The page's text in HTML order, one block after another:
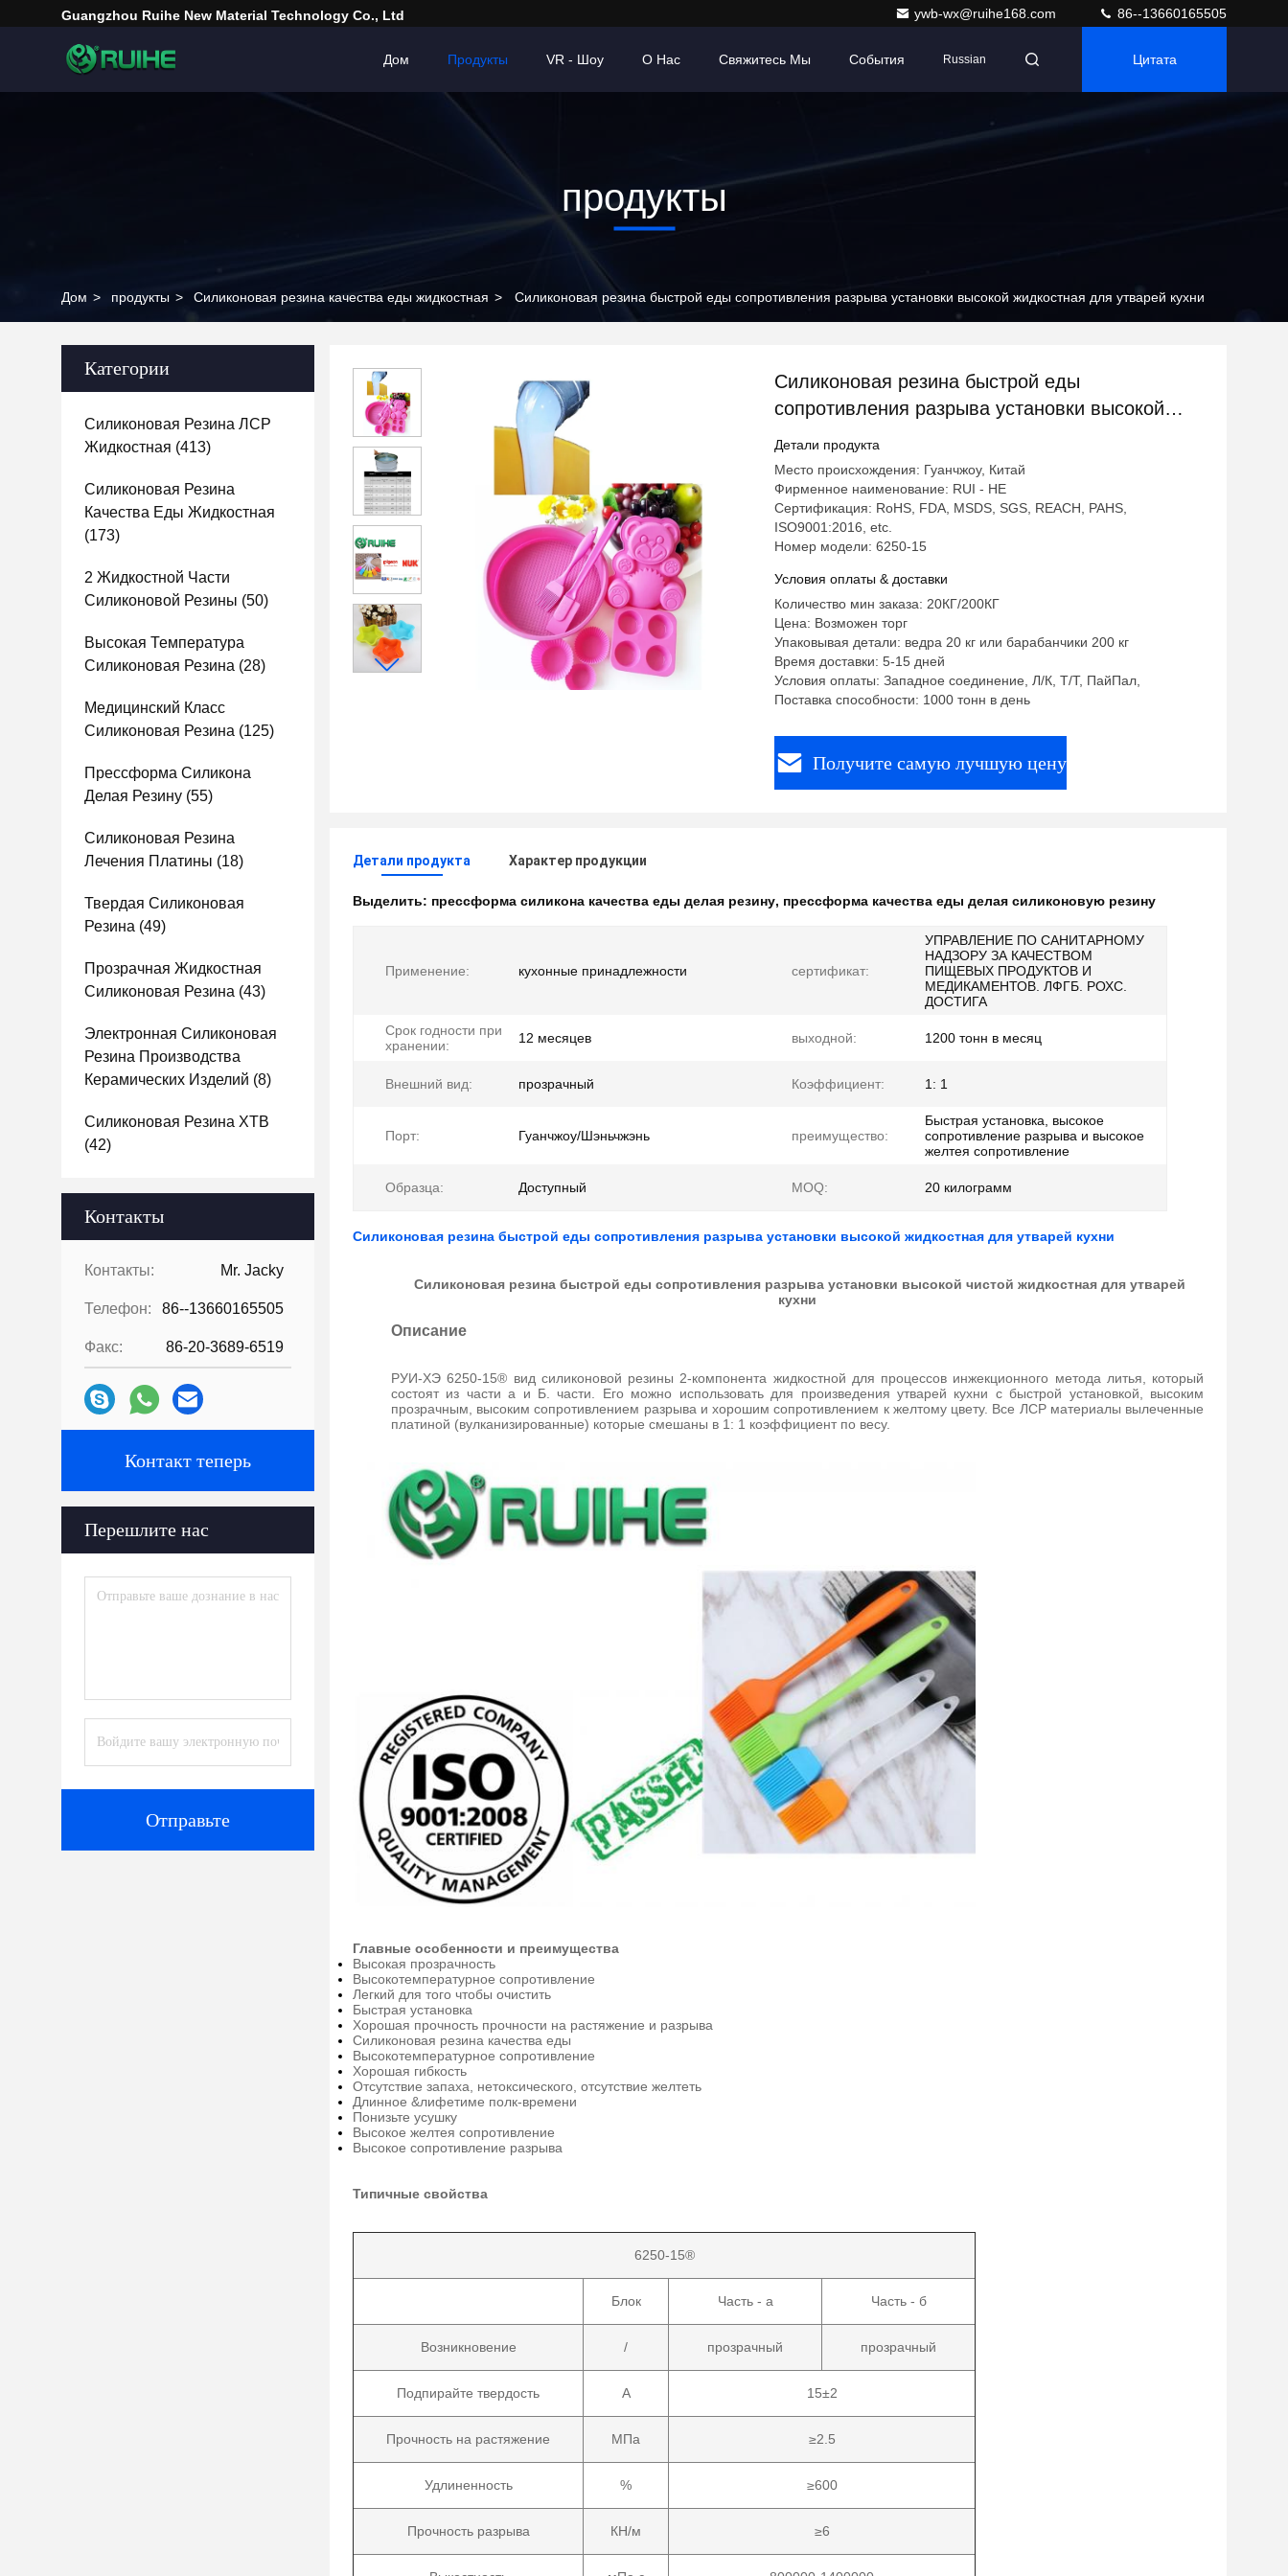
Guangzhou Ruihe New Material Technology Co., Ltd ywb-wx@ruihe168.com 86--13660165505
Дом Продукты VR - Шоу О Нас Свяжитесь Мы События Russian Цитата
продукты
Дом > продукты > Силиконовая резина качества еды жидкостная > Силиконовая резина быстрой еды сопротивления разрыва установки высокой жидкостная для утварей кухни
Категории
Силиконовая Резина ЛСР
Жидкостная (413)
Силиконовая Резина
Качества Еды Жидкостная
(173)
2 Жидкостной Части
Силиконовой Резины (50)
Высокая Температура
Силиконовая Резина (28)
Медицинский Класс
Силиконовая Резина (125)
Прессформа Силикона
Делая Резину (55)
Силиконовая Резина
Лечения Платины (18)
Твердая Силиконовая
Резина (49)
Прозрачная Жидкостная
Силиконовая Резина (43)
Электронная Силиконовая
Резина Производства
Керамических Изделий (8)
Силиконовая Резина ХТВ
(42)
Контакты
Контакты: Mr. Jacky
Телефон: 86--13660165505
Факс: 86-20-3689-6519
Контакт теперь
Перешлите нас
Отправьте
Силиконовая резина быстрой еды
сопротивления разрыва установки высокой
жидкостная для утварей кухни
Детали продукта
Место происхождения: Гуанчжоу, Китай
Фирменное наименование: RUI - HE
Сертификация: RoHS, FDA, MSDS, SGS, REACH, PAHS,
ISO9001:2016, etc.
Номер модели: 6250-15
Условия оплаты & доставки
Количество мин заказа: 20КГ/200КГ
Цена: Возможен торг
Упаковывая детали: ведра 20 кг или барабанчики 200 кг
Время доставки: 5-15 дней
Условия оплаты: Западное соединение, Л/К, Т/Т, ПайПал,
Поставка способности: 1000 тонн в день
Получите самую лучшую цену
Детали продукта Характер продукции
Выделить: прессформа силикона качества еды делая резину, прессформа качества еды делая силиконовую резину
Применение: кухонные принадлежности сертификат:
УПРАВЛЕНИЕ ПО САНИТАРНОМУ
НАДЗОРУ ЗА КАЧЕСТВОМ
ПИЩЕВЫХ ПРОДУКТОВ И
МЕДИКАМЕНТОВ. ЛФГБ. РОХС.
ДОСТИГА
Срок годности при
хранении:
12 месяцев выходной: 1200 тонн в месяц
Внешний вид: прозрачный Коэффициент: 1: 1
Порт: Гуанчжоу/Шэньчжэнь преимущество:
Быстрая установка, высокое
сопротивление разрыва и высокое
желтея сопротивление
Образца: Доступный MOQ: 20 килограмм
Силиконовая резина быстрой еды сопротивления разрыва установки высокой жидкостная для утварей кухни
Силиконовая резина быстрой еды сопротивления разрыва установки высокой чистой жидкостная для утварей
кухни
Описание
РУИ-ХЭ 6250-15® вид силиконовой резины 2-компонента жидкостной для процессов инжекционного метода литья, который
состоят из части а и Б. части. Его можно использовать для произведения утварей кухни с быстрой установкой, высоким
прозрачным, высоким сопротивлением разрыва и хорошим сопротивлением к желтому цвету. Все ЛСР материалы вылеченные
платиной (вулканизированные) которые смешаны в 1: 1 коэффициент по весу.
Главные особенности и преимущества
Высокая прозрачность
Высокотемпературное сопротивление
Легкий для того чтобы очистить
Быстрая установка
Хорошая прочность прочности на растяжение и разрыва
Силиконовая резина качества еды
Высокотемпературное сопротивление
Хорошая гибкость
Отсутствие запаха, нетоксического, отсутствие желтеть
Длинное &лифетиме полк-времени
Понизьте усушку
Высокое желтея сопротивление
Высокое сопротивление разрыва
Типичные свойства
6250-15®
Блок Часть - а Часть - б
Возникновение / прозрачный прозрачный
Подпирайте твердость А 15±2
Прочность на растяжение МПа ≥2.5
Удлиненность % ≥600
Прочность разрыва КН/м ≥6